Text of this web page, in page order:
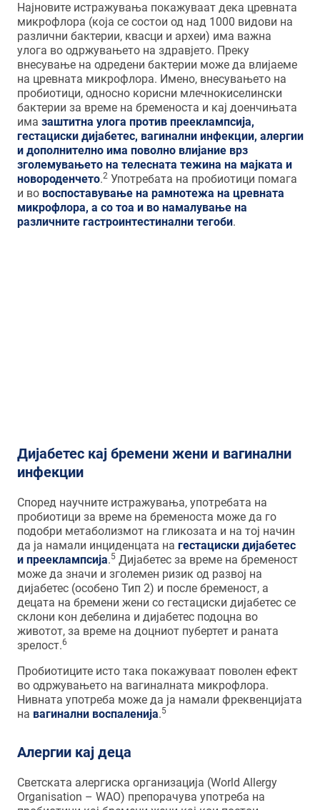
Најновите истражувања покажуваат дека цревната
микрофлора (која се состои од над 1000 видови на
различни бактерии, квасци и археи) има важна
улога во одржувањето на здравјето. Преку
внесување на одредени бактерии може да влијаеме
на цревната микрофлора. Имено, внесувањето на
пробиотици, односно корисни млечнокиселински
бактерии за време на бременоста и кај доенчињата
има заштитна улога против прееклампсија,
гестациски дијабетес, вагинални инфекции, алергии
и дополнително има поволно влијание врз
зголемувањето на телесната тежина на мајката и
новороденчето.2Употребата на пробиотици помага
и во воспоставување на рамнотежа на цревната
микрофлора, а со тоа и во намалување на
различните гастроинтестинални тегоби.
Дијабетес кај бремени жени и вагинални
инфекции
Според научните истражувања, употребата на
пробиотици за време на бременоста може да го
подобри метаболизмот на гликозата и на тој начин
да ја намали инциденцата на гестациски дијабетес
и прееклампсија.5Дијабетес за време на бременост
може да значи и зголемен ризик од развој на
дијабетес (особено Тип 2) и после бременост, а
децата на бремени жени со гестациски дијабетес се
склони кон дебелина и дијабетес подоцна во
животот, за време на доцниот пубертет и раната
зрелост.6
Пробиотиците исто така покажуваат поволен ефект
во одржувањето на вагиналната микрофлора.
Нивната употреба може да ја намали фреквенцијата
на вагинални воспаленија.5
Алергии кај деца
Светската алергиска организација (World Allergy
Organisation – WAO) препорачува употреба на